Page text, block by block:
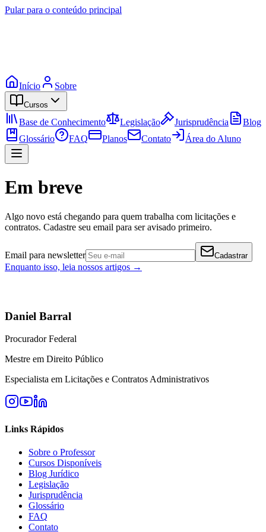
Pular para o conteúdo principal
Início Sobre
Cursos
Base de Conhecimento Legislação Jurisprudência
Blog
Glossário
FAQ Planos Contato Área do Aluno
Em breve
Algo novo está chegando para quem trabalha com licitações e
contratos. Cadastre seu email para ser avisado primeiro.
Email para newsletter Cadastrar
Enquanto isso, leia nossos artigos →
Daniel Barral
Procurador Federal
Mestre em Direito Público
Especialista em Licitações e Contratos Administrativos
Links Rápidos
Sobre o Professor
Cursos Disponíveis
Blog Jurídico
Legislação
Jurisprudência
Glossário
FAQ
Contato